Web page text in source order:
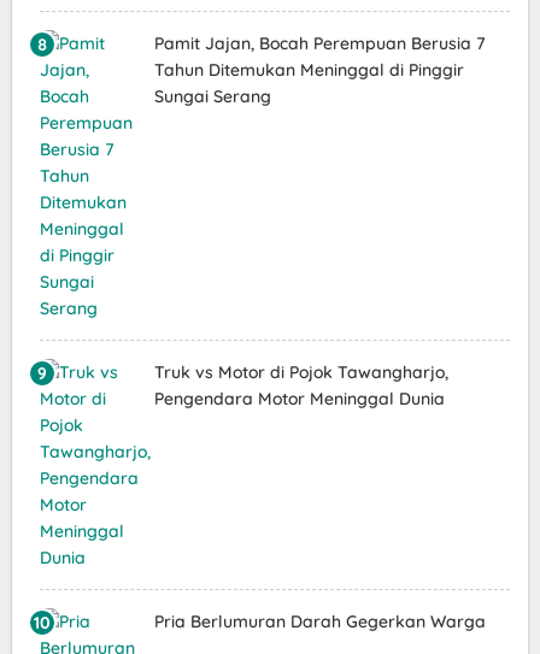
Pamit Jajan, Bocah Perempuan Berusia 7
Tahun Ditemukan Meninggal di Pinggir
Sungai Serang
Truk vs Motor di Pojok Tawangharjo,
Pengendara Motor Meninggal Dunia
Pria Berlumuran Darah Gegerkan Warga